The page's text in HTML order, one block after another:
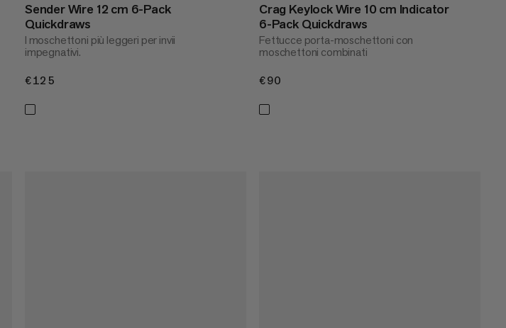
Sender Wire 12 cm 6-Pack
Quickdraws
I moschettoni più leggeri per invii
impegnativi.
€125
Crag Keylock Wire 10 cm Indicator
6-Pack Quickdraws
Fettucce porta-moschettoni con
moschettoni combinati
€90